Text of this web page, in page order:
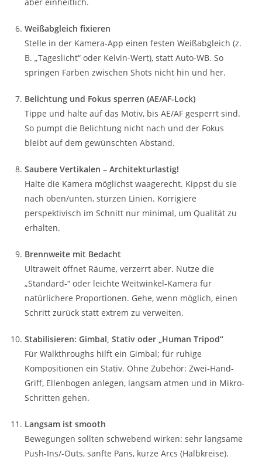
Weißabgleich fixieren
Stelle in der Kamera-App einen festen Weißabgleich (z.
B. „Tageslicht“ oder Kelvin-Wert), statt Auto-WB. So
springen Farben zwischen Shots nicht hin und her.
Belichtung und Fokus sperren (AE/AF-Lock)
Tippe und halte auf das Motiv, bis AE/AF gesperrt sind.
So pumpt die Belichtung nicht nach und der Fokus
bleibt auf dem gewünschten Abstand.
Saubere Vertikalen – Architekturlastig!
Halte die Kamera möglichst waagerecht. Kippst du sie
nach oben/unten, stürzen Linien. Korrigiere
perspektivisch im Schnitt nur minimal, um Qualität zu
erhalten.
Brennweite mit Bedacht
Ultraweit öffnet Räume, verzerrt aber. Nutze die
„Standard-“ oder leichte Weitwinkel-Kamera für
natürlichere Proportionen. Gehe, wenn möglich, einen
Schritt zurück statt extrem zu ver­weiten.
Stabilisieren: Gimbal, Stativ oder „Human Tripod“
Für Walkthroughs hilft ein Gimbal; für ruhige
Kompositionen ein Stativ. Ohne Zubehör: Zwei-Hand-
Griff, Ellenbogen anlegen, langsam atmen und in Mikro-
Schritten gehen.
Langsam ist smooth
Bewegungen sollten schwebend wirken: sehr langsame
Push-Ins/-Outs, sanfte Pans, kurze Arcs (Halbkreise).